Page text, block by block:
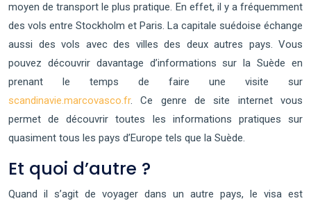
moyen de transport le plus pratique. En effet, il y a fréquemment
des vols entre Stockholm et Paris. La capitale suédoise échange
aussi des vols avec des villes des deux autres pays. Vous
pouvez découvrir davantage d’informations sur la Suède en
prenant le temps de faire une visite sur
scandinavie.marcovasco.fr. Ce genre de site internet vous
permet de découvrir toutes les informations pratiques sur
quasiment tous les pays d’Europe tels que la Suède.
Et quoi d’autre ?
Quand il s’agit de voyager dans un autre pays, le visa est